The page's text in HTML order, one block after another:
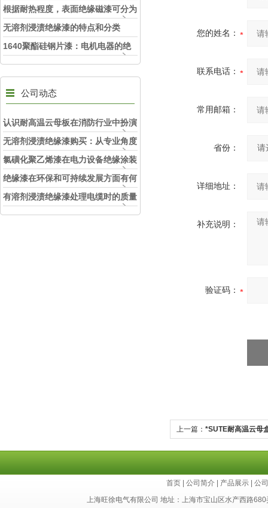
融合剂
根据耐热程度，表面绝缘磁漆可分为
不同等级
无溶剂浸渍绝缘漆的特点和分类
1640聚酯硅钢片漆：电机电器的绝
缘守护天使
公司动态
认识耐高温云母板在消防行业中扮演
的角色
无溶剂浸渍绝缘漆购买：从专业角度
看如何选择
氯磺化聚乙烯漆在电力设备绝缘涂装
中的实际应用效果
绝缘漆在环保和可持续发展方面有何
考虑？
有溶剂浸渍绝缘漆处理电缆时的质量
和安全性考虑因素
您的姓名：
联系电话：
常用邮箱：
省份：
详细地址：
补充说明：
验证码：
上一篇： *SUTE耐高温云母
首页 |公司简介 产品展示 |公
上海旺徐电气有限公司 地址：上海市宝山区水产西路